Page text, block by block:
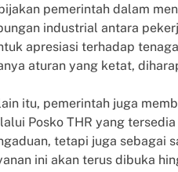
pemerintah dalam
industrial antara
apresiasi terhadap
aturan yang ketat,
itu, pemerintah juga
Posko THR yang
tetapi juga sebagai
ini akan terus dibuka